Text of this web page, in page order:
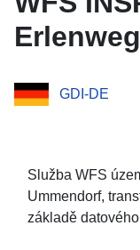
Erlenweg
GDI-DE
Služba WFS
Ummendorf,
základě